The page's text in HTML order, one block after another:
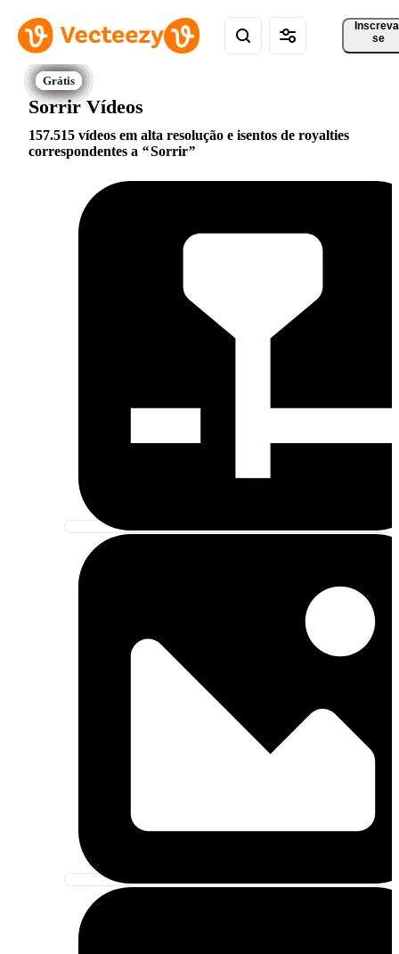
se
Sorrir Vídeos
157.515 vídeos em alta resolução e isentos de royalties
correspondentes a
Sorrir